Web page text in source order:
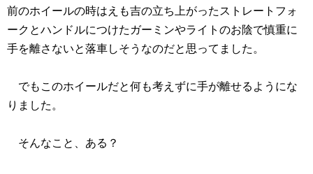
前のホイールの時はえも吉の立ち上がったストレートフォ
ークとハンドルにつけたガーミンやライトのお陰で慎重に
手を離さないと落車しそうなのだと思ってました。
でもこのホイールだと何も考えずに手が離せるようにな
りました。
そんなこと、ある？